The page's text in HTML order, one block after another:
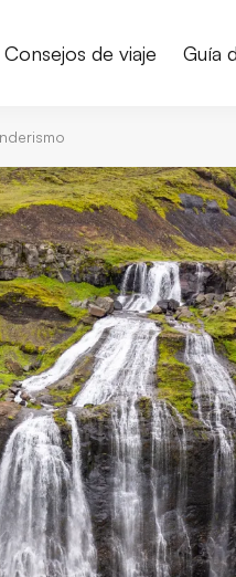
Consejos de viaje Guía